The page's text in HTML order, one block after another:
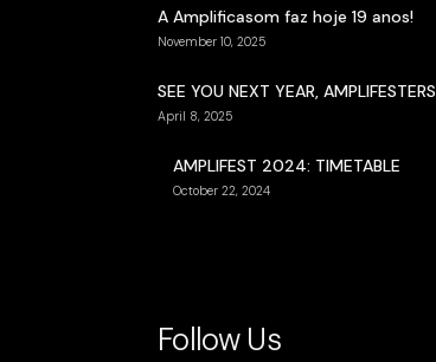
A Amplificasom faz hoje 19 anos!
November 10, 2025
SEE YOU NEXT YEAR, AMPLIFESTERS
April 8, 2025
AMPLIFEST 2024: TIMETABLE
October 22, 2024
Follow Us